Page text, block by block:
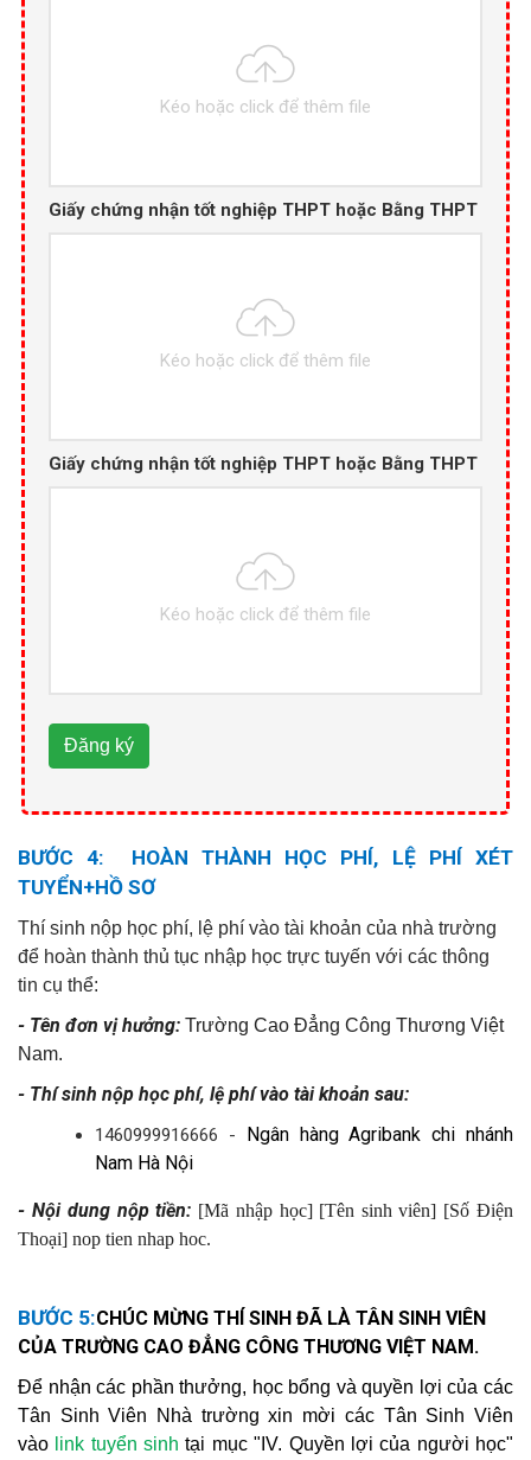
Kéo hoặc click để thêm file
Giấy chứng nhận tốt nghiệp THPT hoặc Bằng THPT
Kéo hoặc click để thêm file
Giấy chứng nhận tốt nghiệp THPT hoặc Bằng THPT
Kéo hoặc click để thêm file
Đăng ký
BƯỚC 4: HOÀN THÀNH HỌC PHÍ, LỆ PHÍ XÉT
TUYỂN+HỒ SƠ
Thí sinh nộp học phí, lệ phí vào tài khoản của nhà trường
để hoàn thành thủ tục nhập học trực tuyến với các thông
tin cụ thể:
- Tên đơn vị hưởng: Trường Cao Đẳng Công Thương Việt
Nam.
- Thí sinh nộp học phí, lệ phí vào tài khoản sau:
1460999916666 - Ngân hàng Agribank chi nhánh
Nam Hà Nội
- Nội dung nộp tiền: [Mã nhập học] [Tên sinh viên] [Số Điện
Thoại] nop tien nhap hoc.
BƯỚC 5:CHÚC MỪNG THÍ SINH ĐÃ LÀ TÂN SINH VIÊN
CỦA TRƯỜNG CAO ĐẲNG CÔNG THƯƠNG VIỆT NAM.
Để nhận các phần thưởng, học bổng và quyền lợi của các
Tân Sinh Viên Nhà trường xin mời các Tân Sinh Viên
vào link tuyển sinhtại mục "IV. Quyền lợi của người học"